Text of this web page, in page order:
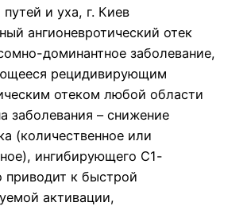
и уха, г. Киев
ангионевротический отек
доминантное заболевание,
рецидивирующим
отеком любой области
заболевания – снижение
(количественное или
ингибирующего С1-
приводит к быстрой
активации,